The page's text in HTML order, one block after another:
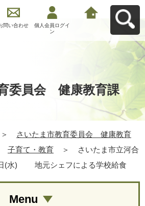
問い合わせ
個人会員ログイ
ン
委員会 健康教育課
＞
さいたま市教育委員会 健康教育
子育て・教育 ＞
さいたま市立河合
(水) 地元シェフによる学校給食
Menu